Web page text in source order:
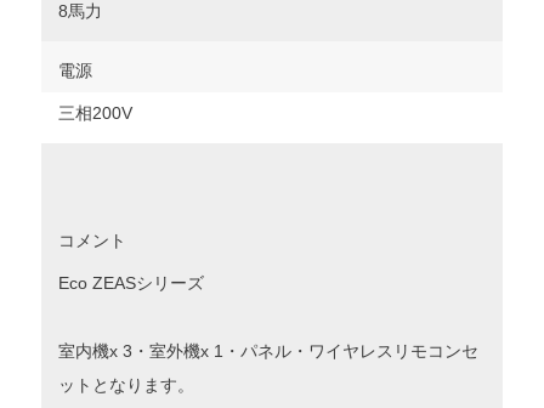
8馬力
電源
三相200V
コメント
Eco ZEASシリーズ
室内機x 3・室外機x 1・パネル・ワイヤレスリモコンセ
ットとなります。